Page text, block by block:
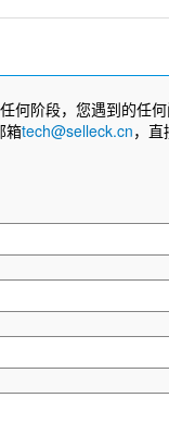
何阶段，您遇到的任
箱tech@selleck.cn，